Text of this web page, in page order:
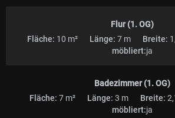
Flur (1. OG)
Fläche: 10 m² Länge: 7 m Breite:
möbliert:ja
Badezimmer (1. OG)
Fläche: 7 m² Länge: 3 m Breite:
möbliert:ja